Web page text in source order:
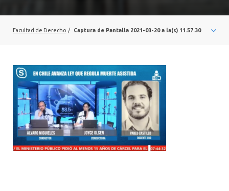
VINCULACIÓN CON EL MEDIO
INTERNACIONAL
Facultad de Derecho / Captura de Pantalla 2021-03-20 a la(s) 11.57.30